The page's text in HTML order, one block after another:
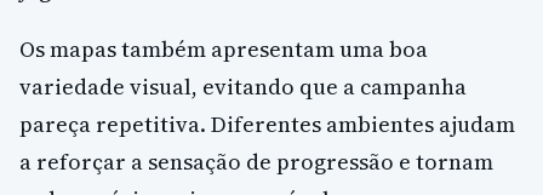
Os mapas também apresentam uma boa
variedade visual, evitando que a campanha
pareça repetitiva. Diferentes ambientes ajudam
a reforçar a sensação de progressão e tornam